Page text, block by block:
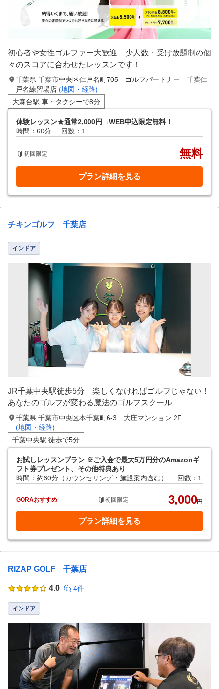
初心者や女性ゴルファー大歓迎 少人数・受け放題制の個
々のスコアに合わせたレッスンです！
千葉県 千葉市中央区仁戸名町705 ゴルフパートナー 千葉仁
戸名練習場店 (地図・経路)
大森台駅 車・タクシーで8分
体験レッスン★通常2,000円→WEB申込限定無料！
時間：60分
回数：1
初回限定 無料
プラン詳細を見る
チキンゴルフ 千葉店
インドア
JR千葉中央駅徒歩5分 楽しくなければゴルフじゃない！
あなたのゴルフが変わる魔法のゴルフスクール
千葉県 千葉市中央区本千葉町6-3 大庄マンション 2F
(地図・経路)
千葉中央駅 徒歩で5分
お試しレッスンプラン ※ご入会で最大5万円分のAmazonギ
フト券プレゼント、その他特典あり
時間：約60分（カウンセリング・施設案内含む）
回数：1
GORAおすすめ 初回限定 3,000円
プラン詳細を見る
RIZAP GOLF 千葉店
4.0 4件
インドア